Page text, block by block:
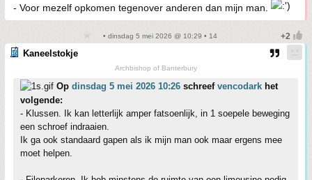
- Voor mezelf opkomen tegenover anderen dan mijn man.
• dinsdag 5 mei 2026 @ 10:29 • 14
Kaneelstokje
Archbishop of Banterbury
Op dinsdag 5 mei 2026 10:26 schreef vencodark het
volgende:
- Klussen. Ik kan letterlijk amper fatsoenlijk, in 1 soepele beweging
een schroef indraaien.
Ik ga ook standaard gapen als ik mijn man ook maar ergens mee
moet helpen.